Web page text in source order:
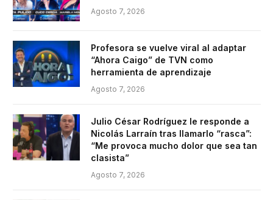
Agosto 7, 2026
Profesora se vuelve viral al adaptar
“Ahora Caigo” de TVN como
herramienta de aprendizaje
Agosto 7, 2026
Julio César Rodríguez le responde a
Nicolás Larraín tras llamarlo “rasca”:
“Me provoca mucho dolor que sea tan
clasista”
Agosto 7, 2026